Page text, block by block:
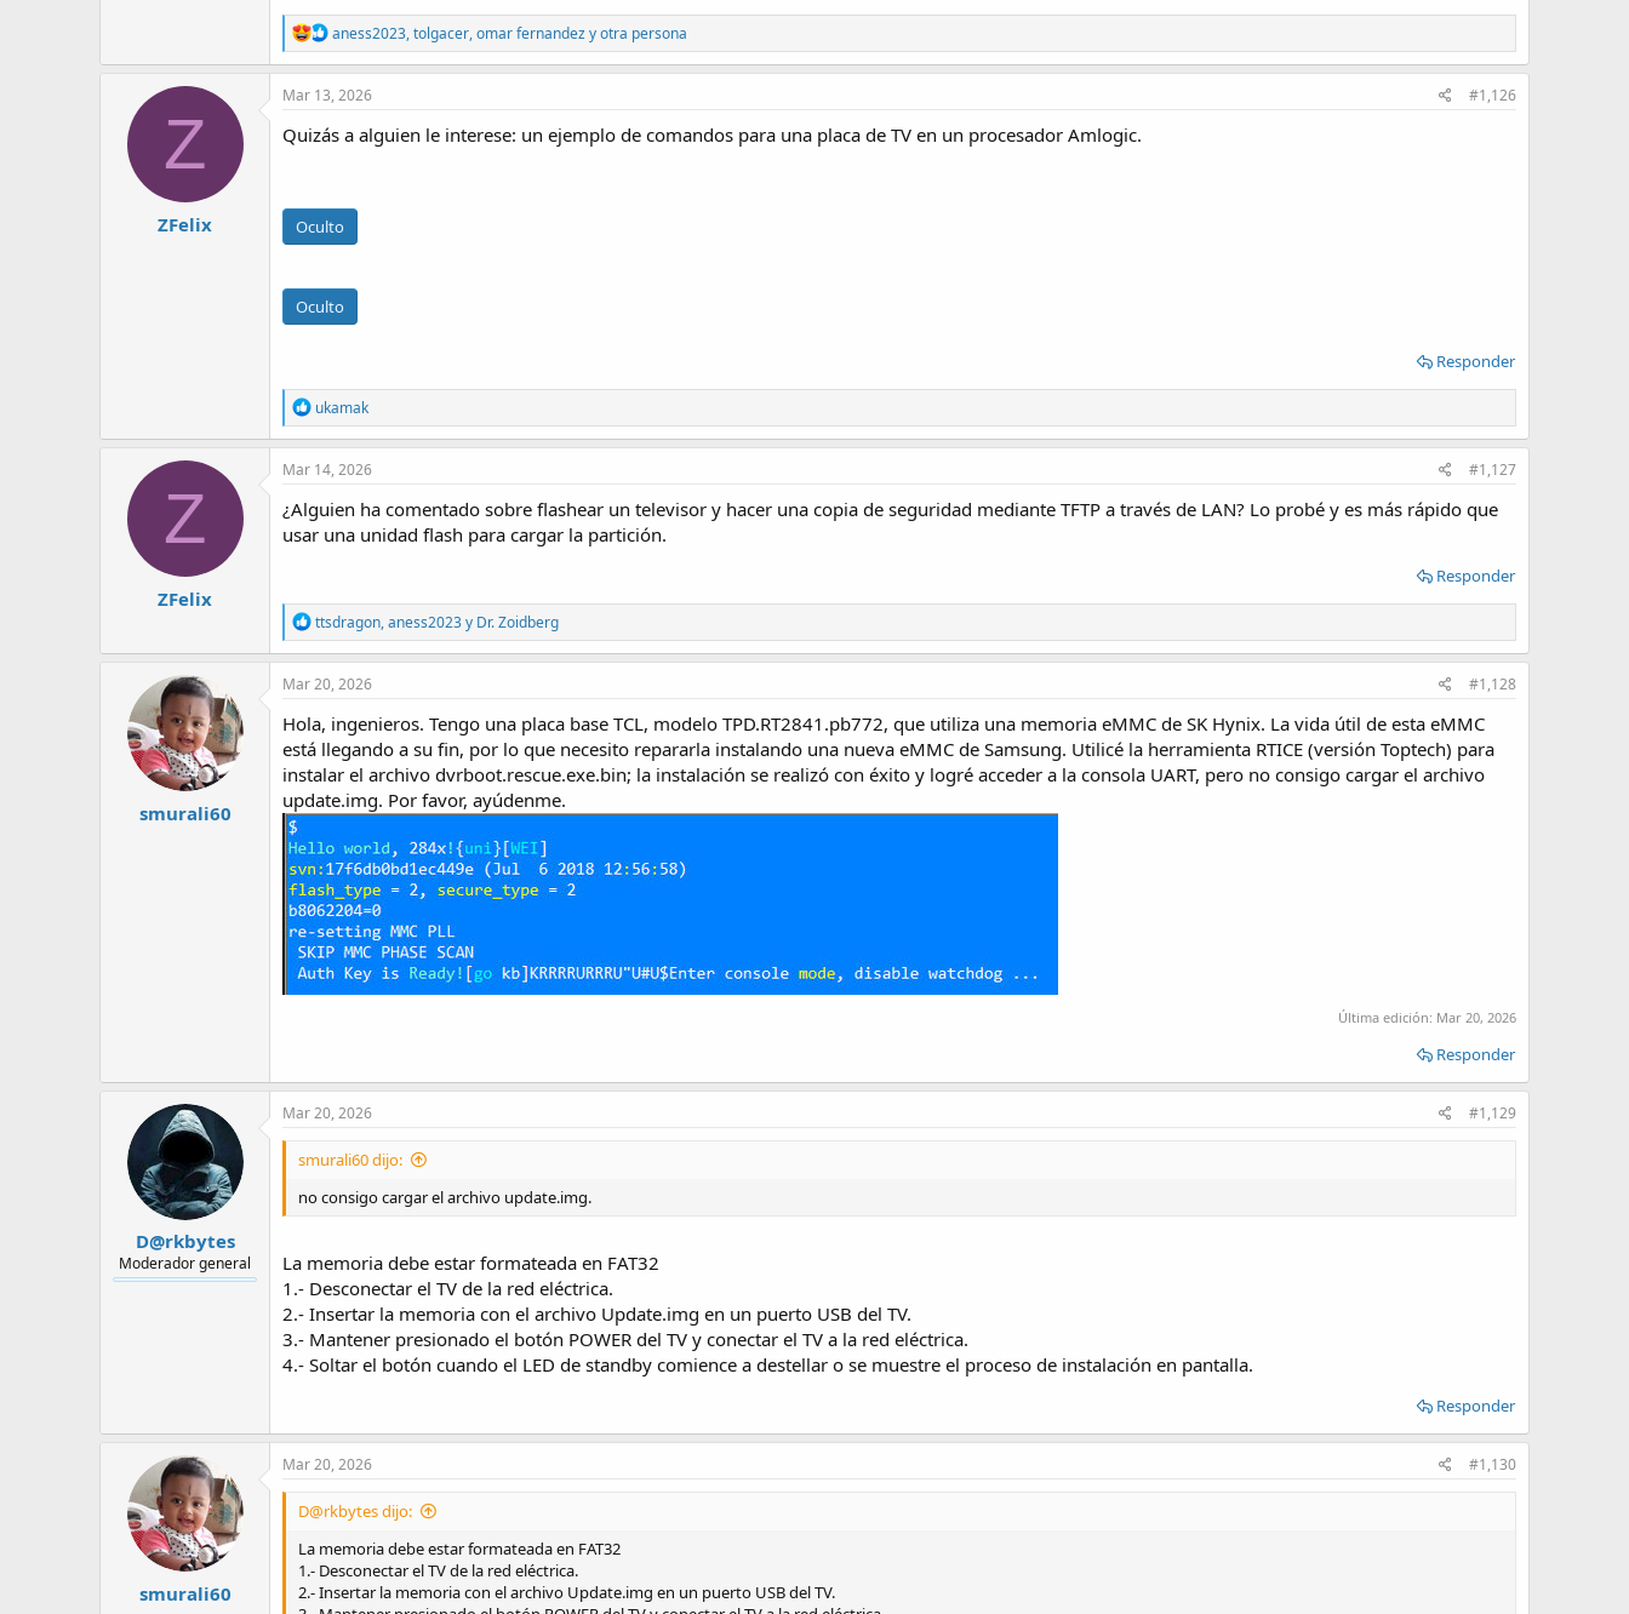
R
e
a
t
i
o
:
aness2023,tolgacer,omar fernandezy otra persona
Z
ZFelix
Mar 13, 2026 #1,126
Quizás a alguien le interese: un ejemplo de comandos para una placa de TV en un procesador Amlogic.
Oculto
Oculto
Responder
R
e
a
c
i
o
n
ukamak
Z
ZFelix
Mar 14, 2026 #1,127
¿Alguien ha comentado sobre flashear un televisor y hacer una copia de seguridad mediante TFTP a través de LAN? Lo probé y es más rápido que
usar una unidad flash para cargar la partición.
Responder
R
e
a
c
i
o
n
s
:
ttsdragon,aness2023y Dr. Zoidberg
smurali60
Mar 20, 2026 #1,128
Hola, ingenieros. Tengo una placa base TCL, modelo TPD.RT2841.pb772, que utiliza una memoria eMMC de SK Hynix. La vida útil de esta eMMC
está llegando a su fin, por lo que necesito repararla instalando una nueva eMMC de Samsung. Utilicé la herramienta RTICE (versión Toptech) para
instalar el archivo dvrboot.rescue.exe.bin; la instalación se realizó con éxito y logré acceder a la consola UART, pero no consigo cargar el archivo
update.img. Por favor, ayúdenme.
Última edición: Mar 20, 2026
Responder
D@rkbytes
Moderador general
Mar 20, 2026 #1,129
smurali60 dijo:
no consigo cargar el archivo update.img.
La memoria debe estar formateada en FAT32
1.- Desconectar el TV de la red eléctrica.
2.- Insertar la memoria con el archivo Update.img en un puerto USB del TV.
3.- Mantener presionado el botón POWER del TV y conectar el TV a la red eléctrica.
4.- Soltar el botón cuando el LED de standby comience a destellar o se muestre el proceso de instalación en pantalla.
Responder
smurali60
Mar 20, 2026 #1,130
D@rkbytes dijo:
La memoria debe estar formateada en FAT32
1.- Desconectar el TV de la red eléctrica.
2.- Insertar la memoria con el archivo Update.img en un puerto USB del TV.